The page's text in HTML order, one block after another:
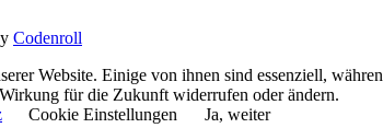
Codenroll
Website. Einige von ihnen sind essenziell,
für die Zukunft widerrufen oder ändern.
Cookie Einstellungen
Ja, weiter